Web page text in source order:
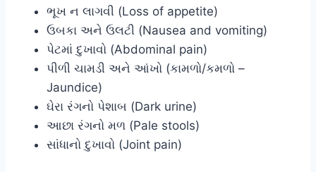
ભૂખ ન લાગવી (Loss of appetite)
ઉબકા અને ઉલટી (Nausea and vomiting)
પેટમાં દુખાવો (Abdominal pain)
પીળી ચામડી અને આંખો (કામળો/કમળો –
Jaundice)
ઘેરા રંગનો પેશાબ (Dark urine)
આછા રંગનો મળ (Pale stools)
સાંધાનો દુખાવો (Joint pain)